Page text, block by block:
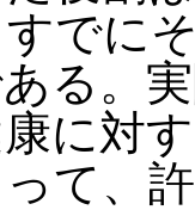
でに
る。
に対
て、